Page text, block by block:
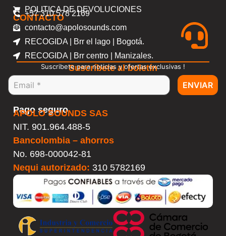
POLITICA DE DEVOLUCIONES
CONTACTO
+57 310 578 2169
contacto@apolosounds.com
RECOGIDA | Brr el lago | Bogotá.
RECOGIDA | Brr centro | Manizales.
Suscríbete al boletín
Suscribete para noticias y ofertas exclusivas !
ENVIAR
Pago seguro
APOLO SOUNDS SAS
NIT. 901.964.488-5
Bancolombia – ahorros
No. 698-000042-81
Nequi autorizado: 310 5782169